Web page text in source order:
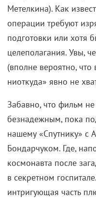
Метелкина). Как
операции требуют
подготовки или хотя
целеполагания. Увы,
(вполне вероятно, что
ниоткуда» явно не
Забавно, что фильм
безнадежным, пока
нашему «Спутнику»
Бондарчуком. Где,
космонавта после
в секретном
интригующая часть